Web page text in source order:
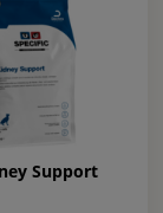
Support